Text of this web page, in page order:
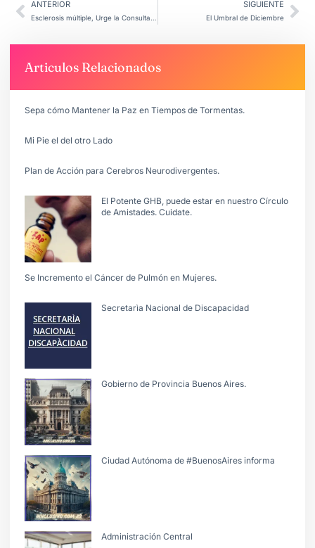
ANTERIOR
Esclerosis múltiple, Urge la Consulta Especializada.
SIGUIENTE
El Umbral de Diciembre
Articulos Relacionados
Sepa cómo Mantener la Paz en Tiempos de Tormentas.
Mi Pie el del otro Lado
Plan de Acción para Cerebros Neurodivergentes.
El Potente GHB, puede estar en nuestro Círculo
de Amistades. Cuidate.
Se Incremento el Cáncer de Pulmón en Mujeres.
Secretarìa Nacional de Discapacidad
Gobierno de Provincia Buenos Aires.
Ciudad Autónoma de #BuenosAires informa
Administración Central